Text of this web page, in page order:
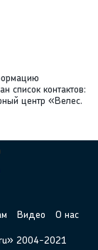
список контактов:
центр «Велес.
Видео О нас
2004-2021